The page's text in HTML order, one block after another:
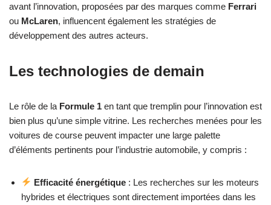
avant l’innovation, proposées par des marques comme Ferrari
ou McLaren, influencent également les stratégies de
développement des autres acteurs.
Les technologies de demain
Le rôle de la Formule 1 en tant que tremplin pour l’innovation est
bien plus qu’une simple vitrine. Les recherches menées pour les
voitures de course peuvent impacter une large palette
d’éléments pertinents pour l’industrie automobile, y compris :
Efficacité énergétique : Les recherches sur les moteurs
hybrides et électriques sont directement importées dans les